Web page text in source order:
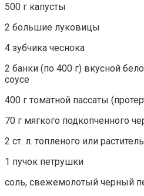
500 г капусты
2 большие луковицы
4 зубчика чеснока
2 банки (по 400 г) вкусной
соусе
400 г томатной пассаты
70 г мягкого подкопченного
2 ст. л. топленого или
1 пучок петрушки
соль, свежемолотый черный